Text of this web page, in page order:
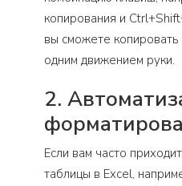
копирования и
вы сможете копировать
одним движением руки.
2.
Если вам часто
таблицы в Excel,